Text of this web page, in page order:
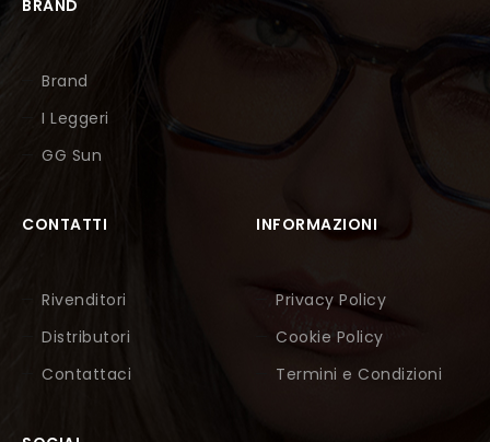
BRAND
Brand
I Leggeri
GG Sun
CONTATTI
Rivenditori
Distributori
Contattaci
INFORMAZIONI
Privacy Policy
Cookie Policy
Termini e Condizioni